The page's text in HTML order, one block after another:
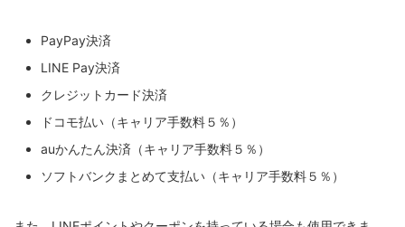
PayPay決済
LINE Pay決済
クレジットカード決済
ドコモ払い（キャリア手数料５％）
auかんたん決済（キャリア手数料５％）
ソフトバンクまとめて支払い（キャリア手数料５％）